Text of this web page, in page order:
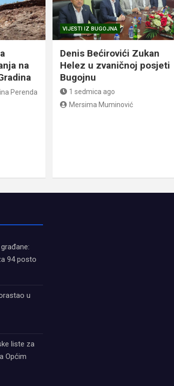
na
Perenda
VIJESTI IZ BUGOJNA
Denis Bećirovići Zukan
Helez u zvaničnoj posjeti
Bugojnu
1 sedmica ago
Mersima Muminović
94 posto
u
liste za
Općim